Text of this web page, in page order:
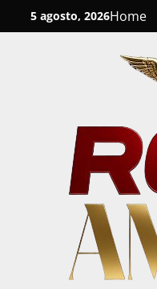
to
5 agosto, 2026Home